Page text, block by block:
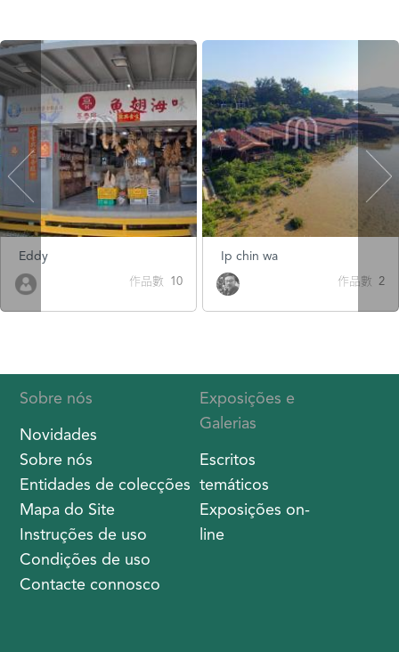
Eddy
作品數 10
Ip chin wa
作品數 2
Sobre nós
Novidades
Sobre nós
Entidades de colecções
Mapa do Site
Instruções de uso
Condições de uso
Contacte connosco
Exposições e
Galerias
Escritos
temáticos
Exposições on-
line